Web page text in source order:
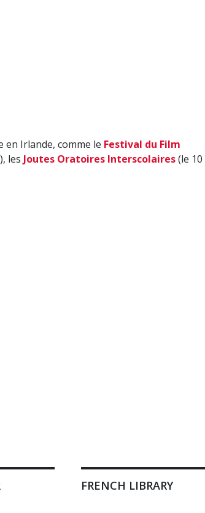
en Irlande, comme le Festival du Film
les Joutes Oratoires Interscolaires(le 10
FRENCH LIBRARY